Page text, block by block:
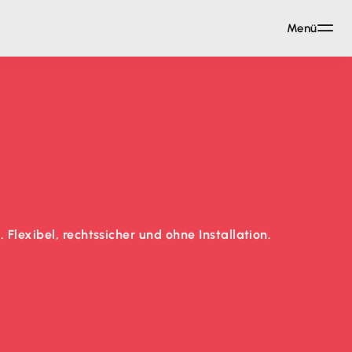
rechtssicher und ohne Installation.
Menü